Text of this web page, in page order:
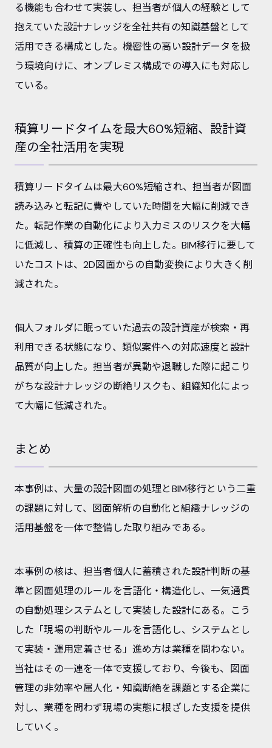
る機能も合わせて実装し、担当者が個人の経験として
抱えていた設計ナレッジを全社共有の知識基盤として
活用できる構成とした。機密性の高い設計データを扱
う環境向けに、オンプレミス構成での導入にも対応し
ている。
積算リードタイムを最大60%短縮、設計資
産の全社活用を実現
積算リードタイムは最大60%短縮され、担当者が図面
読み込みと転記に費やしていた時間を大幅に削減でき
た。転記作業の自動化により入力ミスのリスクを大幅
に低減し、積算の正確性も向上した。BIM移行に要して
いたコストは、2D図面からの自動変換により大きく削
減された。
個人フォルダに眠っていた過去の設計資産が検索・再
利用できる状態になり、類似案件への対応速度と設計
品質が向上した。担当者が異動や退職した際に起こり
がちな設計ナレッジの断絶リスクも、組織知化によっ
て大幅に低減された。
まとめ
本事例は、大量の設計図面の処理とBIM移行という二重
の課題に対して、図面解析の自動化と組織ナレッジの
活用基盤を一体で整備した取り組みである。
本事例の核は、担当者個人に蓄積された設計判断の基
準と図面処理のルールを言語化・構造化し、一気通貫
の自動処理システムとして実装した設計にある。こう
した「現場の判断やルールを言語化し、システムとし
て実装・運用定着させる」進め方は業種を問わない。
当社はその一連を一体で支援しており、今後も、図面
管理の非効率や属人化・知識断絶を課題とする企業に
対し、業種を問わず現場の実態に根ざした支援を提供
していく。